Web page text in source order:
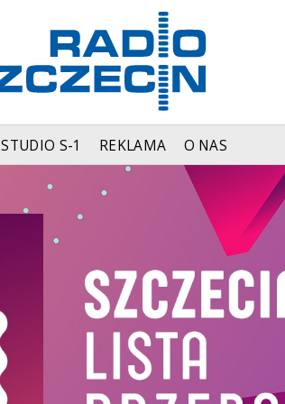
STUDIO S-1 REKLAMA O NAS